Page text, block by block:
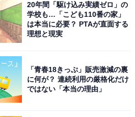
20年間「駆け込み実績ゼロ」の
学校も…「こども110番の家」
は本当に必要？ PTAが直面する
理想と現実
「青春18きっぷ」販売激減の裏
に何が？ 連続利用の厳格化だけ
ではない「本当の理由」